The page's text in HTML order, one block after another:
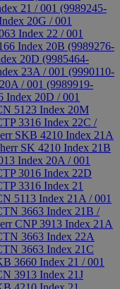
21 / 001 (9989245-
20G / 001
Index 22 / 001
Index 20B (9989276-
20D (9985464-
23A / 001 (9990110-
/ 001 (9989919-
Index 20D / 001
5123 Index 20M
3316 Index 22C /
SKB 4210 Index 21A
SK 4210 Index 21B
Index 20A / 001
3016 Index 22D
3316 Index 21
5113 Index 21A / 001
3663 Index 21B /
CNP 3913 Index 21A
3663 Index 22A
3663 Index 21C
3660 Index 21 / 001
3913 Index 21J